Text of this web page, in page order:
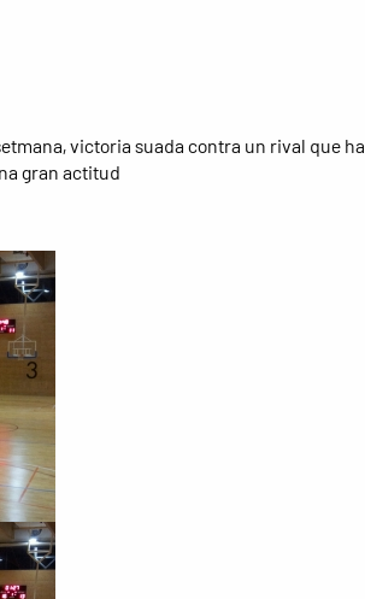
victoria suada contra un rival que ha
gran actitud